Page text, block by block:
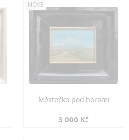
NOVÉ
Městečko pod horami
3 000 Kč